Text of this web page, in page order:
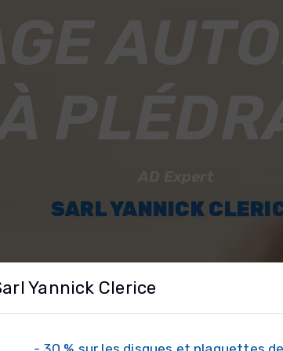
Yannick Clerice
SARL YANNICK